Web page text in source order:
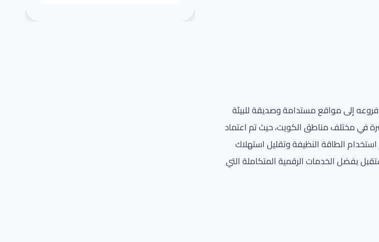
فروعه إلى مواقع مستدامة وصديقة للبيئة
في مختلف مناطق الكويت، حيث تم اعتماد
الطاقة النظيفة وتقليل استهلاك
بفضل الخدمات الرقمية المتكاملة التي